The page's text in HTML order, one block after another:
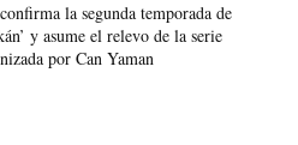
la segunda temporada de
y asume el relevo de la serie
por Can Yaman